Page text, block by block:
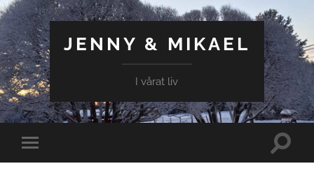
JENNY & MIKAEL
I vårat liv
Slå
på/av
Slå